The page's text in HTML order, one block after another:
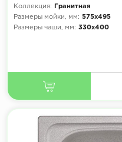
Коллекция:
Гранитная
Размеры мойки, мм: 575х495
Размеры чаши, мм: 330х400